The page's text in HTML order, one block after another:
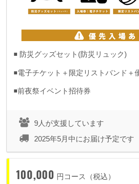
◾️ 防災グッズセット(防災リュック)
◾️電子チケット＋限定リストバンド＋
◾️前夜祭イベント招待券
9人が支援しています
2025年5月中にお届け予定です
100,000 円コース（税込）